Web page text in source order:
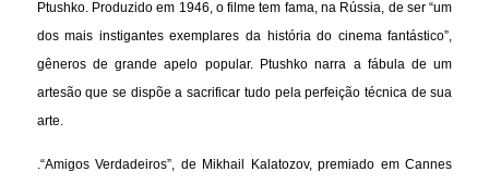
Ptushko. Produzido em 1946, o filme tem fama, na Rússia, de ser “um
dos mais instigantes exemplares da história do cinema fantástico”,
gêneros de grande apelo popular. Ptushko narra a fábula de um
artesão que se dispõe a sacrificar tudo pela perfeição técnica de sua
arte.
.“Amigos Verdadeiros”, de Mikhail Kalatozov, premiado em Cannes